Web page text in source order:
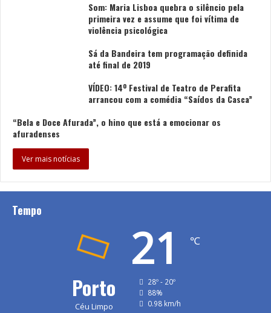
Som: Maria Lisboa quebra o silêncio pela
primeira vez e assume que foi vítima de
violência psicológica
Sá da Bandeira tem programação definida
até final de 2019
VÍDEO: 14º Festival de Teatro de Perafita
arrancou com a comédia “Saídos da Casca”
“Bela e Doce Afurada”, o hino que está a emocionar os
afuradenses
Ver mais notícias
Tempo
Porto
Céu Limpo
21 ℃
28º - 20º
88%
0.98 km/h